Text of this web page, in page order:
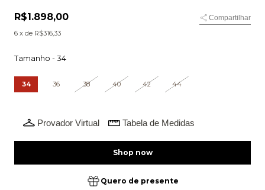
R$1.898,00
Compartilhar
6 x de R$316,33
Tamanho -34
34 36 38 40 42 44
Provador Virtual Tabela de Medidas
Quero de presente